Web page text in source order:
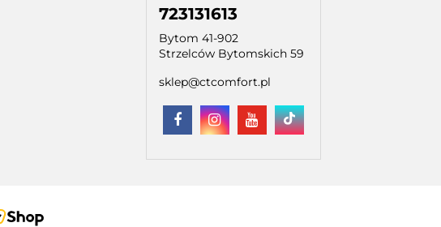
723131613
Bytom 41-902
Strzelców Bytomskich 59
sklep@ctcomfort.pl